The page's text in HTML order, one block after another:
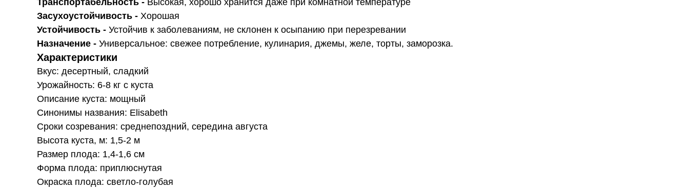
Транспортабельность - Высокая, хорошо хранится даже при комнатной температуре
Засухоустойчивость - Хорошая
Устойчивость - Устойчив к заболеваниям, не склонен к осыпанию при перезревании
Назначение - Универсальное: свежее потребление, кулинария, джемы, желе, торты, заморозка.
Характеристики
Вкус: десертный, сладкий
Урожайность: 6-8 кг с куста
Описание куста: мощный
Синонимы названия: Elisabeth
Сроки созревания: среднепоздний, середина августа
Высота куста, м: 1,5-2 м
Размер плода: 1,4-1,6 см
Форма плода: приплюснутая
Окраска плода: светло-голубая